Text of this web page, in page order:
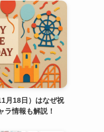
月18日）はなぜ祝
ラ情報も解説！